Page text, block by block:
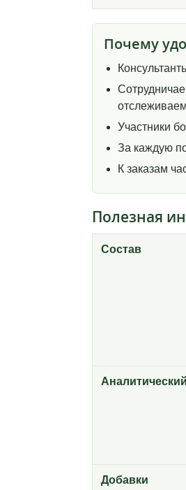
Почему
Участники
За каждую
К заказам
Полезная
Состав
Добавки